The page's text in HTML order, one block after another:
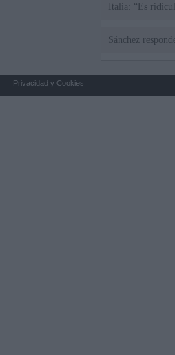
Italia: “Es
Sánchez
Privacidad y Cookies